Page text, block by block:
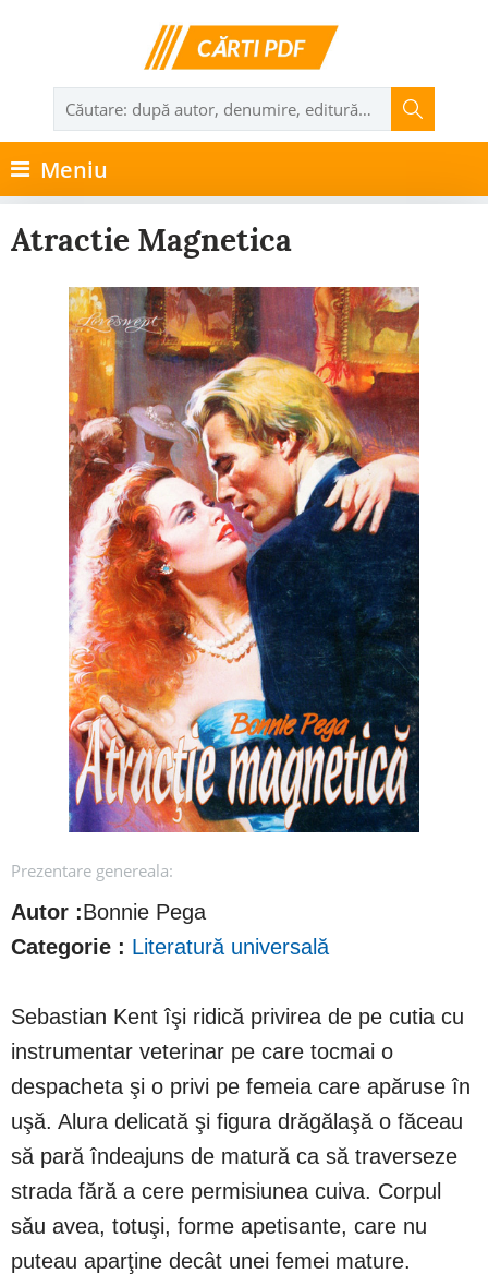
Meniu
Atractie Magnetica
Prezentare genereala:
Autor :Bonnie Pega
Categorie : Literatură universală
Sebastian Kent îşi ridică privirea de pe cutia cu
instrumentar veterinar pe care tocmai o
despacheta şi o privi pe femeia care apăruse în
uşă. Alura delicată şi figura drăgălaşă o făceau
să pară îndeajuns de matură ca să traverseze
strada fără a cere permisiunea cuiva. Corpul
său avea, totuşi, forme apetisante, care nu
puteau aparţine decât unei femei mature.